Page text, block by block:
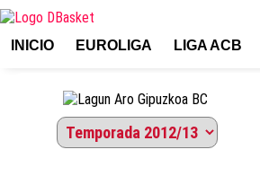
INICIO EUROLIGA LIGA ACB